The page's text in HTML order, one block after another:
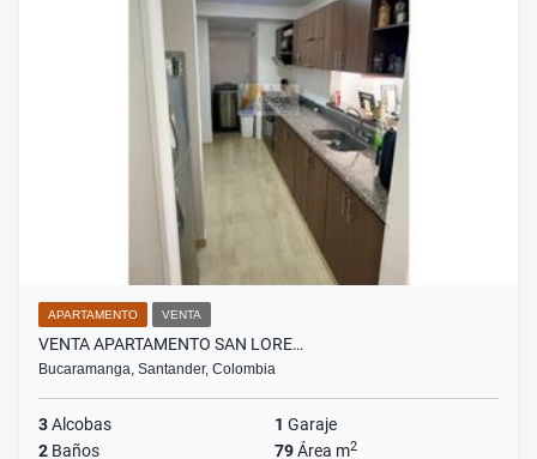
APARTAMENTO VENTA
VENTA APARTAMENTO SAN LORE…
Bucaramanga, Santander, Colombia
3Alcobas 1 Garaje
2 Baños 79Área m2